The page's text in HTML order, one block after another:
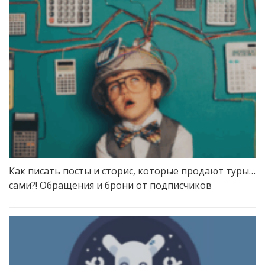
Как писать посты и сторис, которые продают туры…
сами?! Обращения и брони от подписчиков